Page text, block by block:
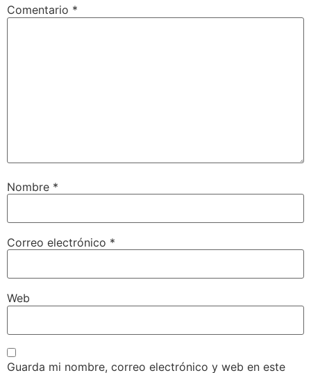
Comentario *
Nombre *
Correo electrónico *
Web
Guarda mi nombre, correo electrónico y web en este